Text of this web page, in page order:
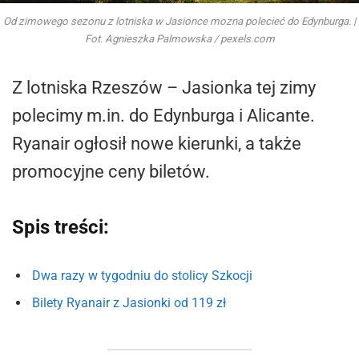
Od zimowego sezonu z lotniska w Jasionce mozna polecieć do Edynburga. |
Fot. Agnieszka Palmowska / pexels.com
Z lotniska Rzeszów – Jasionka tej zimy
polecimy m.in. do Edynburga i Alicante.
Ryanair ogłosił nowe kierunki, a także
promocyjne ceny biletów.
Spis treści:
Dwa razy w tygodniu do stolicy Szkocji
Bilety Ryanair z Jasionki od 119 zł